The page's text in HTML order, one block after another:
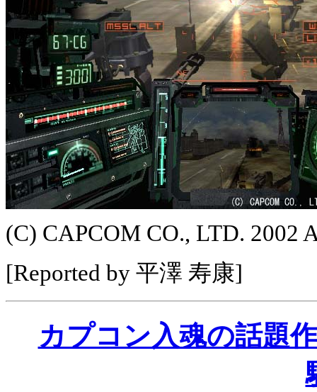
(C) CAPCOM CO., LTD. 2002
[Reported by 平澤 寿康]
カプコン入魂の話題